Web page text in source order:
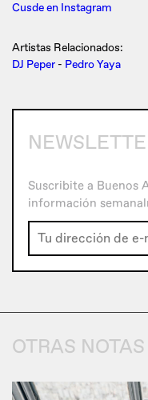
Cusde en Instagram
Artistas Relacionados:
DJ Peper - Pedro Yaya
Suscribite a Buenos
información
OTRAS NOTAS